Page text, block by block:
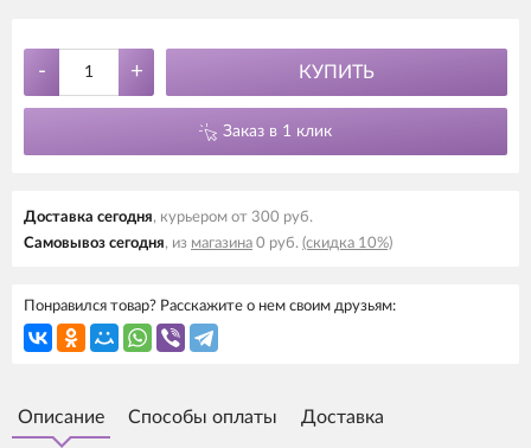
- + КУПИТЬ
Заказ в 1 клик
Доставка cегодня, курьером от 300 руб.
Самовывоз cегодня, из магазина 0 руб. (скидка 10%)
Понравился товар? Расскажите о нем своим друзьям:
Описание Способы оплаты Доставка